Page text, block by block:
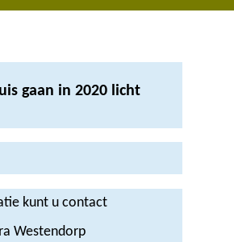
gaan in 2020 licht
kunt u contact
Westendorp